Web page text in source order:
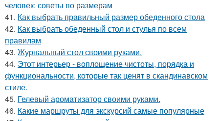
человек: советы по размерам
41. Как выбрать правильный размер обеденного стола
42. Как выбрать обеденный стол и стулья по всем
правилам
43. Журнальный стол своими руками.
44. Этот интерьер - воплощение чистоты, порядка и
функциональности, которые так ценят в скандинавском
стиле.
45. Гелевый ароматизатор своими руками.
46. Какие маршруты для экскурсий самые популярные